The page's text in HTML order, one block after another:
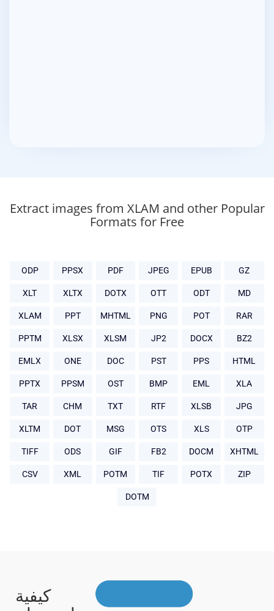
Extract images from XLAM and other Popular
Formats for Free
ODP PPSX PDF JPEG EPUB GZ
XLT XLTX DOTX OTT ODT MD
XLAM PPT MHTML PNG POT RAR
PPTM XLSX XLSM JP2 DOCX BZ2
EMLX ONE DOC PST PPS HTML
PPTX PPSM OST BMP EML XLA
TAR CHM TXT RTF XLSB JPG
XLTM DOT MSG OTS XLS OTP
TIFF ODS GIF FB2 DOCM XHTML
CSV XML POTM TIF POTX ZIP
DOTM
كيفية